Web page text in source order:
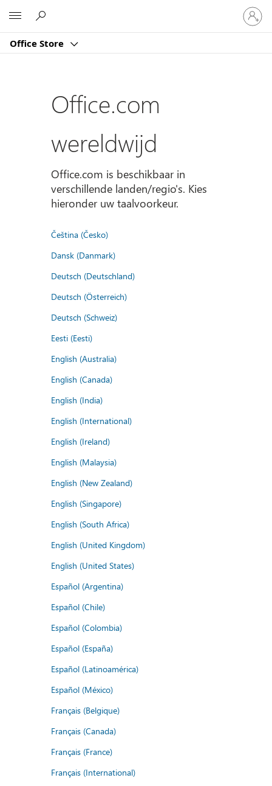
Office Store
Meld
je
aan
je
Office.com
wereldwijd
Office.com is beschikbaar in
verschillende landen/regio's. Kies
hieronder uw taalvoorkeur.
Čeština (Česko)
Dansk (Danmark)
Deutsch (Deutschland)
Deutsch (Österreich)
Deutsch (Schweiz)
Eesti (Eesti)
English (Australia)
English (Canada)
English (India)
English (International)
English (Ireland)
English (Malaysia)
English (New Zealand)
English (Singapore)
English (South Africa)
English (United Kingdom)
English (United States)
Español (Argentina)
Español (Chile)
Español (Colombia)
Español (España)
Español (Latinoamérica)
Español (México)
Français (Belgique)
Français (Canada)
Français (France)
Français (International)